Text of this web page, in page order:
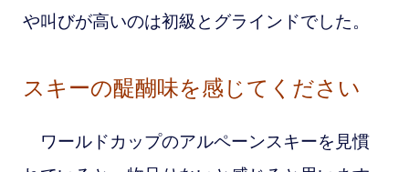
や叫びが高いのは初級とグラインドでした。
スキーの醍醐味を感じてください
ワールドカップのアルペーンスキーを見慣